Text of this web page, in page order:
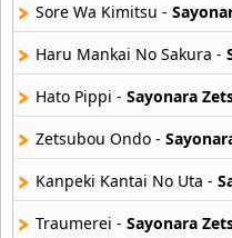
Alejandro Arnais
3 músicas online
Amaenaideyo
26 músicas online
Amagami Ss
50 músicas online
Sore Wa Kimitsu -
Haru Mankai No Sakura -
Hato Pippi - Sayonara
Zetsubou Ondo -
Kanpeki Kantai No Uta -
Traumerei - Sayonara